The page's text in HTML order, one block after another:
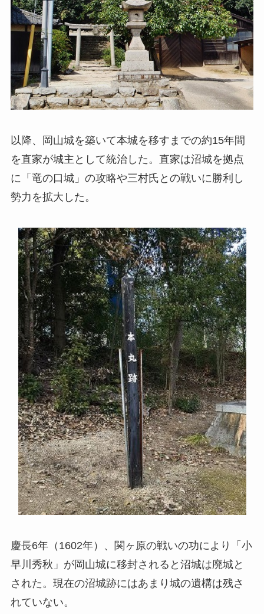
以降、岡山城を築いて本城を移すまでの約15年間
を直家が城主として統治した。直家は沼城を拠点
に「竜の口城」の攻略や三村氏との戦いに勝利し
勢力を拡大した。
慶長6年（1602年）、関ヶ原の戦いの功により「小
早川秀秋」が岡山城に移封されると沼城は廃城と
された。現在の沼城跡にはあまり城の遺構は残さ
れていない。